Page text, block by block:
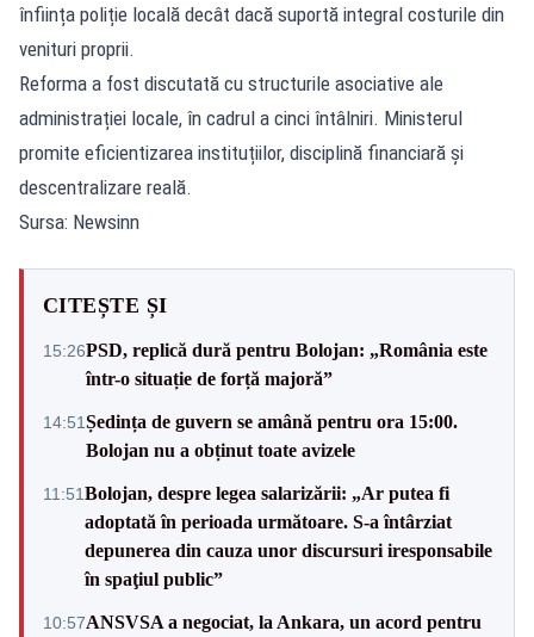
înființa poliție locală decât dacă suportă integral costurile din
venituri proprii.
Reforma a fost discutată cu structurile asociative ale
administrației locale, în cadrul a cinci întâlniri. Ministerul
promite eficientizarea instituțiilor, disciplină financiară și
descentralizare reală.
Sursa: Newsinn
CITEȘTE ȘI
15:26PSD, replică dură pentru Bolojan: „România este
într-o situație de forță majoră”
14:51Ședința de guvern se amână pentru ora 15:00.
Bolojan nu a obținut toate avizele
11:51Bolojan, despre legea salarizării: „Ar putea fi
adoptată în perioada următoare. S-a întârziat
depunerea din cauza unor discursuri iresponsabile
în spaţiul public”
10:57ANSVSA a negociat, la Ankara, un acord pentru